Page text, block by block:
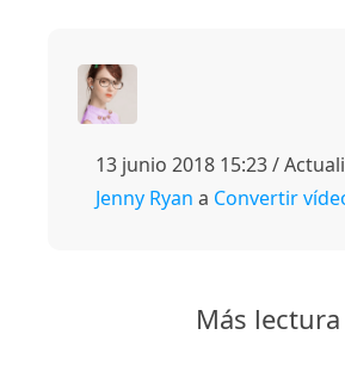
13 junio 2018 15:23 /
Jenny Ryan a Convertir
Más lectura